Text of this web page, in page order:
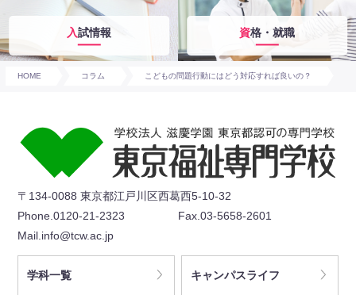
入試情報 資格・就職
HOME コラム こどもの問題行動にはどう対応すれば良いの？
〒134-0088 東京都江戸川区西葛西5-10-32
Phone.0120-21-2323
Fax.03-5658-2601
Mail.info@tcw.ac.jp
学科一覧 キャンパスライフ